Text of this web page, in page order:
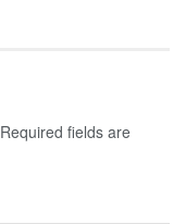
Required fields are